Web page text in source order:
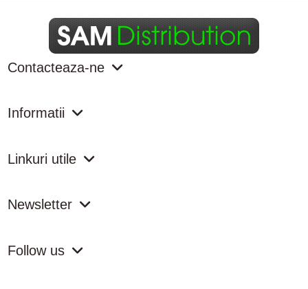
Contacteaza-ne
Informatii
Linkuri utile
Newsletter
Follow us